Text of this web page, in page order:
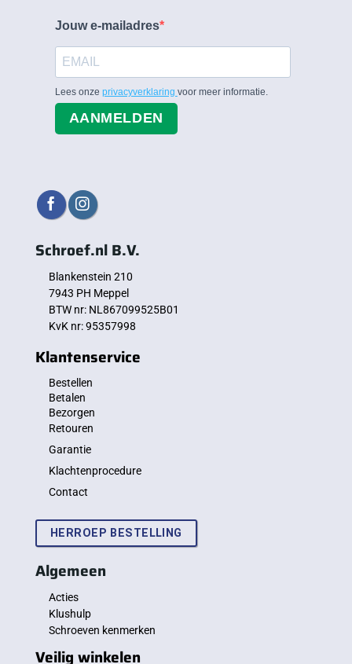
Jouw e-mailadres
Lees onze privacyverklaring voor meer informatie.
AANMELDEN
Schroef.nl B.V.
Blankenstein 210
7943 PH Meppel
BTW nr: NL867099525B01
KvK nr: 95357998
Klantenservice
Bestellen
Betalen
Bezorgen
Retouren
Garantie
Klachtenprocedure
Contact
HERROEP BESTELLING
Algemeen
Acties
Klushulp
Schroeven kenmerken
Veilig winkelen